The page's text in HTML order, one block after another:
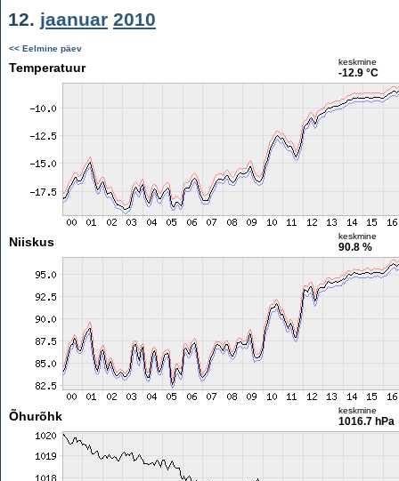
12. jaanuar 2010
<< Eelmine päev
Temperatuur keskmine
-12.9 °C
Niiskus keskmine
90.8 %
Õhurõhk keskmine
1016.7 hPa